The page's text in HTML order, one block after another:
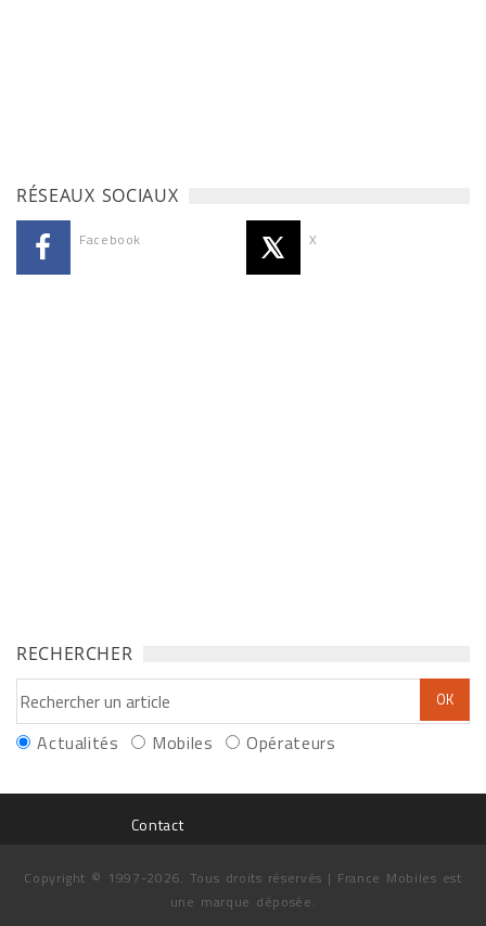
RÉSEAUX SOCIAUX
Facebook X
RECHERCHER
Actualités Mobiles Opérateurs
Contact
Copyright © 1997-2026. Tous droits réservés | France Mobiles est
une marque déposée.